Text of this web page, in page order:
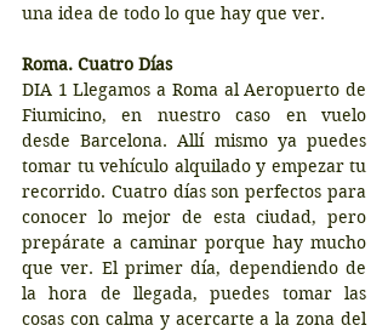
una idea de todo lo que hay que ver.
Roma. Cuatro Días
DIA 1 Llegamos a Roma al Aeropuerto de
Fiumicino, en nuestro caso en vuelo
desde Barcelona. Allí mismo ya puedes
tomar tu vehículo alquilado y empezar tu
recorrido. Cuatro días son perfectos para
conocer lo mejor de esta ciudad, pero
prepárate a caminar porque hay mucho
que ver. El primer día, dependiendo de
la hora de llegada, puedes tomar las
cosas con calma y acercarte a la zona del